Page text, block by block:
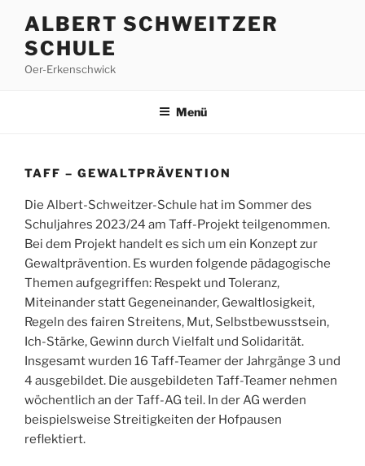
Inhalt
springen
ALBERT SCHWEITZER
SCHULE
Oer-Erkenschwick
Menü
TAFF – GEWALTPRÄVENTION
Die Albert-Schweitzer-Schule hat im Sommer des
Schuljahres 2023/24 am Taff-Projekt teilgenommen.
Bei dem Projekt handelt es sich um ein Konzept zur
Gewaltprävention. Es wurden folgende pädagogische
Themen aufgegriffen: Respekt und Toleranz,
Miteinander statt Gegeneinander, Gewaltlosigkeit,
Regeln des fairen Streitens, Mut, Selbstbewusstsein,
Ich-Stärke, Gewinn durch Vielfalt und Solidarität.
Insgesamt wurden 16 Taff-Teamer der Jahrgänge 3 und
4 ausgebildet. Die ausgebildeten Taff-Teamer nehmen
wöchentlich an der Taff-AG teil. In der AG werden
beispielsweise Streitigkeiten der Hofpausen
reflektiert.